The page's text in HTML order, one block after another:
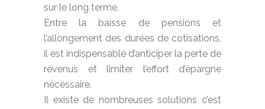
sur le long terme.
Entre la baisse de pensions et
l’allongement des durées de cotisations,
il est indispensable d’anticiper la perte de
revenus et limiter l’effort d’épargne
nécessaire.
Il existe de nombreuses solutions c’est